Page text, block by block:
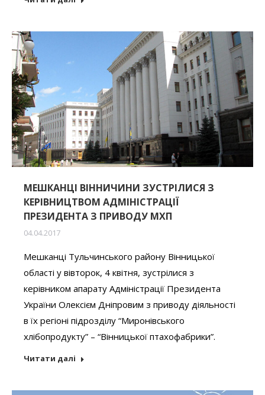
МЕШКАНЦІ ВІННИЧИНИ ЗУСТРІЛИСЯ З
КЕРІВНИЦТВОМ АДМІНІСТРАЦІЇ
ПРЕЗИДЕНТА З ПРИВОДУ МХП
04.04.2017
Мешканці Тульчинського району Вінницької
області у вівторок, 4 квітня, зустрілися з
керівником апарату Адміністрації Президента
України Олексієм Дніпровим з приводу діяльності
в їх регіоні підрозділу “Миронівського
хлібопродукту” – “Вінницької птахофабрики”.
Читати далі